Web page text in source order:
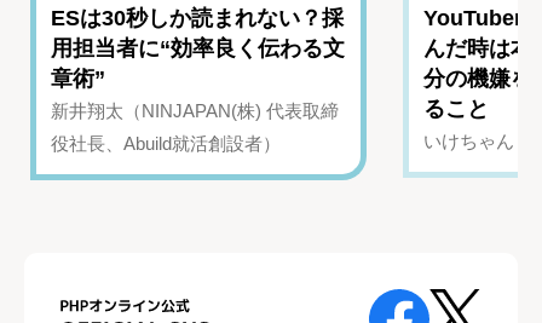
ESは30秒しか読まれない？採
用担当者に“効率良く伝わる文
章術”
新井翔太（NINJAPAN(株) 代表取締
役社長、Abuild就活創設者）
YouTuber
んだ時は
分の機嫌を
ること
いけちゃん（